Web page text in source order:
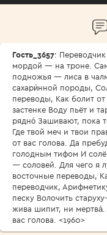
Гость_3657: Переводчик (Арсений Тарковский) Шах с бараньей
мордой — на троне.
подножья — лиса в
сахари́нной породы,
переводы, Как болит от вас голова.
застенке Воду пьёт и
рядно́ Зашивают, пока
Где твой меч и твои
от вас голова. Да пребудет роза реди́фом, Да царит над
голодным тифом И
— соловей. Для чего я
восточные переводы, Как болит
переводчик,
песку Волочить
жива шипит, ни
вас голова. <1960>